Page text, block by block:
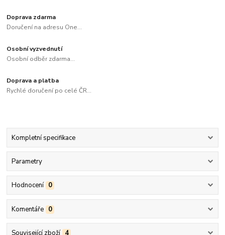
Doprava zdarma
Doručení na adresu One...
Osobní vyzvednutí
Osobní odběr zdarma...
Doprava a platba
Rychlé doručení po celé ČR...
Kompletní specifikace
Parametry
Hodnocení 0
Komentáře 0
Související zboží 4